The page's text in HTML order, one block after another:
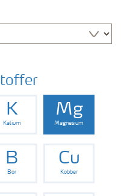
K
Kalium
Mg
Magnesium
B
Bor
Cu
Kobber